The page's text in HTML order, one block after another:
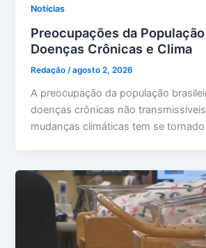
Notícias
Preocupações da
Doenças Crônicas e Clima
Redação/agosto 2, 2026
A preocupação da população
doenças crônicas não
mudanças climáticas tem se